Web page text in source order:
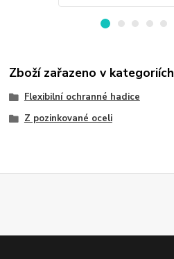
Zboží zařazeno v kategoriích
Flexibilní ochranné hadice
Z pozinkované oceli